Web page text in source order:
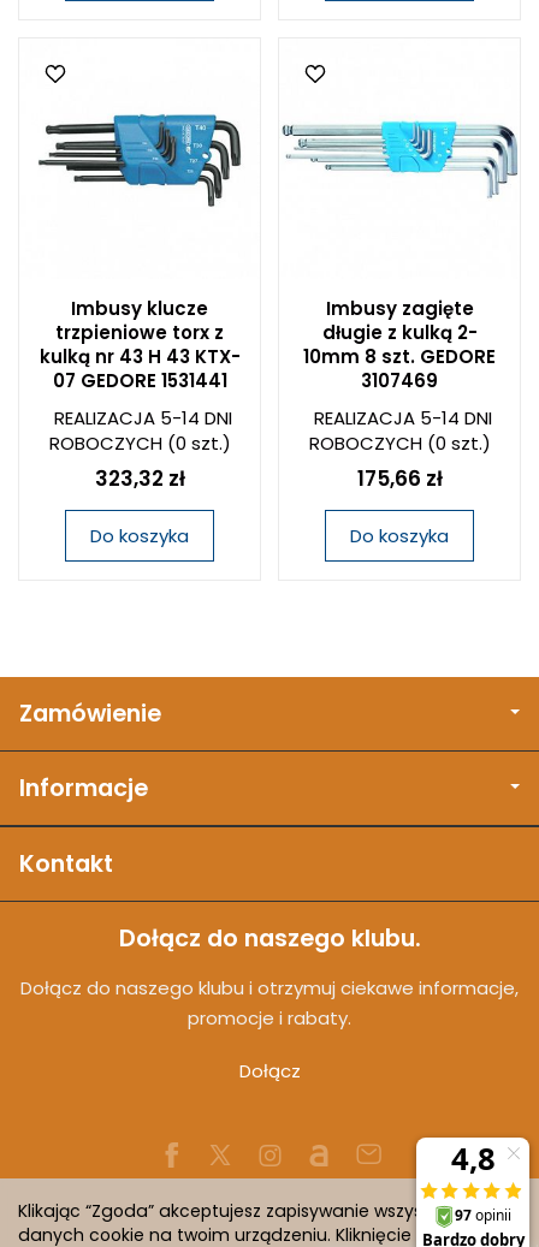
Imbusy klucze
trzpieniowe torx z
kulką nr 43 H 43 KTX-
07 GEDORE 1531441
REALIZACJA 5-14 DNI
ROBOCZYCH(0 szt.)
323,32 zł
Do koszyka
Imbusy zagięte
długie z kulką 2-
10mm 8 szt. GEDORE
3107469
REALIZACJA 5-14 DNI
ROBOCZYCH(0 szt.)
175,66 zł
Do koszyka
Zamówienie
Informacje
Kontakt
Dołącz do naszego klubu.
Dołącz do naszego klubu i otrzymuj ciekawe informacje,
promocje i rabaty.
Dołącz
Klikając “Zgoda” akceptujesz zapisywanie wszystkich
danych cookie na twoim urządzeniu. Kliknięcie “Odmowa”